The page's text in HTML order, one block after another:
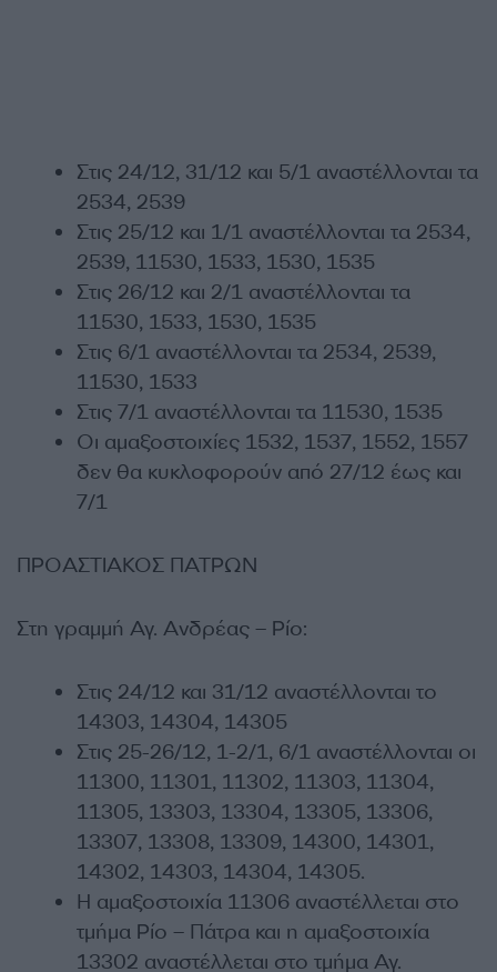
Στις 24/12, 31/12 και 5/1 αναστέλλονται τα
2534, 2539
Στις 25/12 και 1/1 αναστέλλονται τα 2534,
2539, 11530, 1533, 1530, 1535
Στις 26/12 και 2/1 αναστέλλονται τα
11530, 1533, 1530, 1535
Στις 6/1 αναστέλλονται τα 2534, 2539,
11530, 1533
Στις 7/1 αναστέλλονται τα 11530, 1535
Οι αμαξοστοιχίες 1532, 1537, 1552, 1557
δεν θα κυκλοφορούν από 27/12 έως και
7/1
ΠΡΟΑΣΤΙΑΚΟΣ ΠΑΤΡΩΝ
Στη γραμμή Αγ. Ανδρέας – Ρίο:
Στις 24/12 και 31/12 αναστέλλονται το
14303, 14304, 14305
Στις 25-26/12, 1-2/1, 6/1 αναστέλλονται οι
11300, 11301, 11302, 11303, 11304,
11305, 13303, 13304, 13305, 13306,
13307, 13308, 13309, 14300, 14301,
14302, 14303, 14304, 14305.
Η αμαξοστοιχία 11306 αναστέλλεται στο
τμήμα Ρίο – Πάτρα και η αμαξοστοιχία
13302 αναστέλλεται στο τμήμα Αγ.